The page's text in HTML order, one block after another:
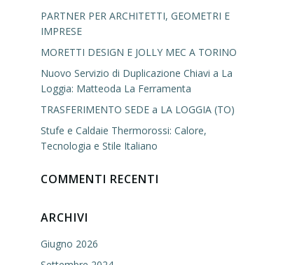
PARTNER PER ARCHITETTI, GEOMETRI E
IMPRESE
MORETTI DESIGN E JOLLY MEC A TORINO
Nuovo Servizio di Duplicazione Chiavi a La
Loggia: Matteoda La Ferramenta
TRASFERIMENTO SEDE a LA LOGGIA (TO)
Stufe e Caldaie Thermorossi: Calore,
Tecnologia e Stile Italiano
COMMENTI RECENTI
ARCHIVI
Giugno 2026